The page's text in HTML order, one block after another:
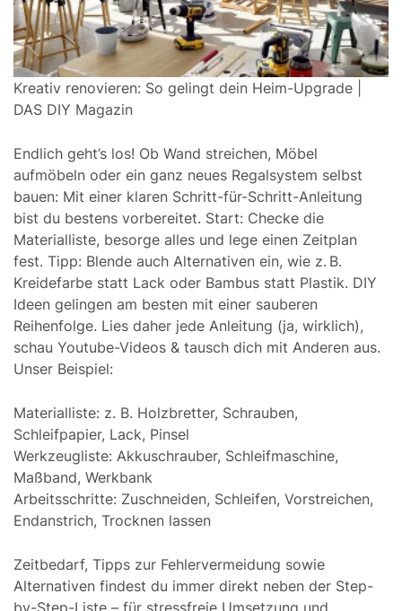
Kreativ renovieren: So gelingt dein Heim-Upgrade |
DAS DIY Magazin
Endlich geht’s los! Ob Wand streichen, Möbel
aufmöbeln oder ein ganz neues Regalsystem selbst
bauen: Mit einer klaren Schritt-für-Schritt-Anleitung
bist du bestens vorbereitet. Start: Checke die
Materialliste, besorge alles und lege einen Zeitplan
fest. Tipp: Blende auch Alternativen ein, wie z. B.
Kreidefarbe statt Lack oder Bambus statt Plastik. DIY
Ideen gelingen am besten mit einer sauberen
Reihenfolge. Lies daher jede Anleitung (ja, wirklich),
schau Youtube-Videos & tausch dich mit Anderen aus.
Unser Beispiel:
Materialliste: z. B. Holzbretter, Schrauben,
Schleifpapier, Lack, Pinsel
Werkzeugliste: Akkuschrauber, Schleifmaschine,
Maßband, Werkbank
Arbeitsschritte: Zuschneiden, Schleifen, Vorstreichen,
Endanstrich, Trocknen lassen
Zeitbedarf, Tipps zur Fehlervermeidung sowie
Alternativen findest du immer direkt neben der Step-
by-Step-Liste – für stressfreie Umsetzung und